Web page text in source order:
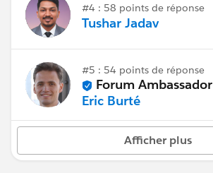
#4 : 58 points de réponse
Tushar Jadav
#5 : 54 points de réponse
Forum Ambassador
Eric Burté
Afficher plus